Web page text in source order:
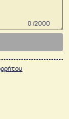
0 /2000